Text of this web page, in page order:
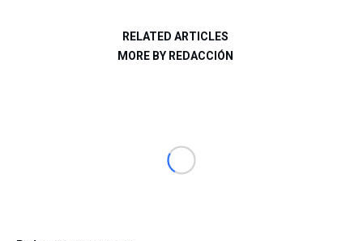
RELATED ARTICLES
MORE BY REDACCIÓN